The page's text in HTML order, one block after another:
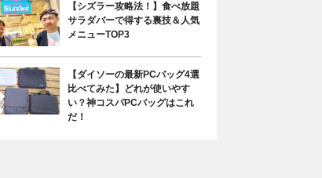
【シズラー攻略法！】食べ放題
サラダバーで得する裏技＆人気
メニューTOP3
【ダイソーの最新PCバッグ4選
比べてみた】どれが使いやす
い？神コスパPCバッグはこれ
だ！